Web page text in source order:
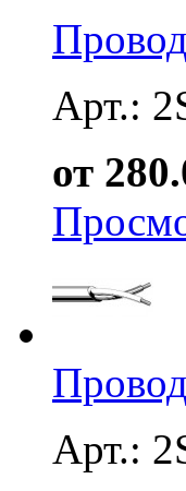
Арт.:
от
Арт.: